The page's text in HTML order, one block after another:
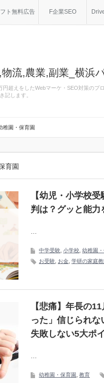
フト無料広告 F企業SEO
流,農業,副業_横浜
円超えをしたWebマーケ・SEO対策の
記します。
稚園・保育園
育園
【幼児・小学校
判は？グッと能力
…
中学受験 小学校 幼稚園
お受験 お金 学研の家庭
【悲痛】年長の
った」信じられ
失敗しない5大ポ
…
幼稚園・保育園 教育